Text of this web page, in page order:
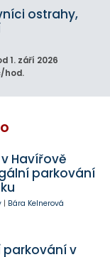
ostrahy,
1. září 2026
hod.
Havířově
parkování
| Bára Kelnerová
parkování v